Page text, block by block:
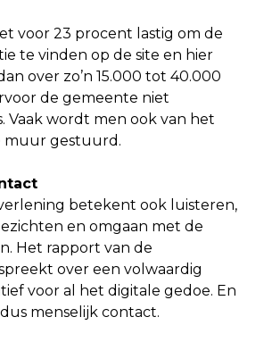
voor 23 procent lastig om de
te vinden op de site en hier
over zo’n 15.000 tot 40.000
de gemeente niet
Vaak wordt men ook van het
muur gestuurd.
betekent ook luisteren,
en omgaan met de
Het rapport van de
over een volwaardig
voor al het digitale gedoe. En
menselijk contact.